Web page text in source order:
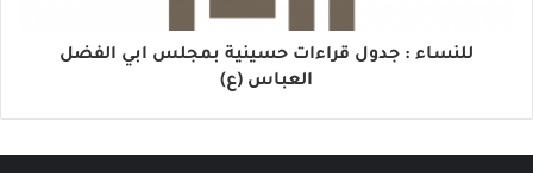
للنساء : جدول قراءات حسينية بمجلس ابي الفضل
العباس (ع)